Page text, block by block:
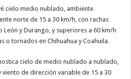
cielo medio nublado, ambiente
norte de 15 a 30 km/h, con rachas
León y Durango, y superiores a 60 km/h
o tornados en Chihuahua y Coahuila.
cielo de medio nublado a nublado,
de dirección variable de 15 a 30